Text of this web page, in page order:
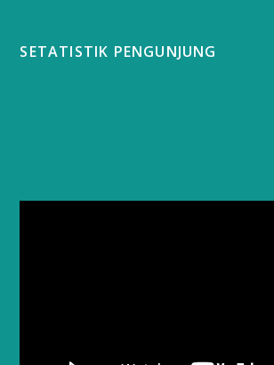
SETATISTIK PENGUNJUNG